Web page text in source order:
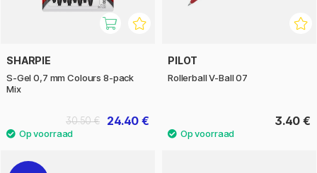
SHARPIE
S-Gel 0,7 mm Colours 8-pack
Mix
24.40 €
30.50 €
PILOT
Rollerball V-Ball 07
3.40 €